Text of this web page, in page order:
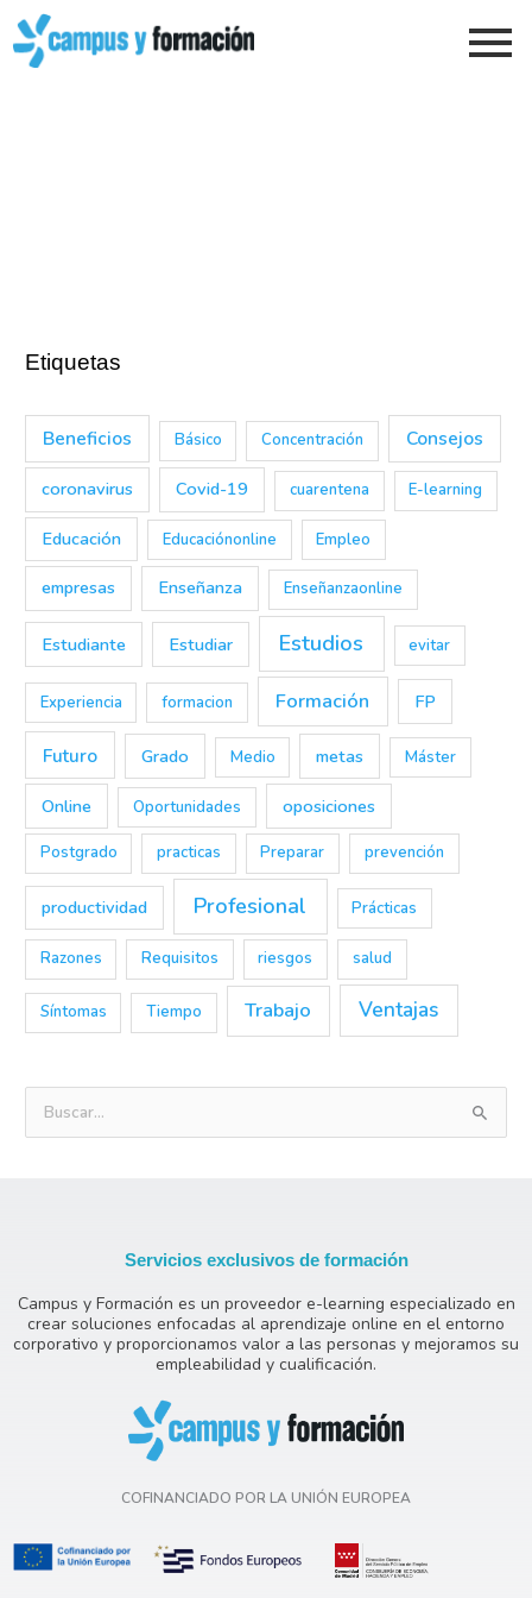
contenido
Etiquetas
Beneficios Básico Concentración Consejos
coronavirus Covid-19 cuarentena E-learning
Educación Educaciónonline Empleo
empresas Enseñanza Enseñanzaonline
Estudiante Estudiar Estudios evitar
Experiencia formacion Formación FP
Futuro Grado Medio metas Máster
Online Oportunidades oposiciones
Postgrado practicas Preparar prevención
productividad Profesional Prácticas
Razones Requisitos riesgos salud
Síntomas Tiempo Trabajo Ventajas
p
o
Servicios exclusivos de formación
Campus y Formación es un proveedor e-learning especializado en
crear soluciones enfocadas al aprendizaje online en el entorno
corporativo y proporcionamos valor a las personas y mejoramos su
empleabilidad y cualificación.
COFINANCIADO POR LA UNIÓN EUROPEA